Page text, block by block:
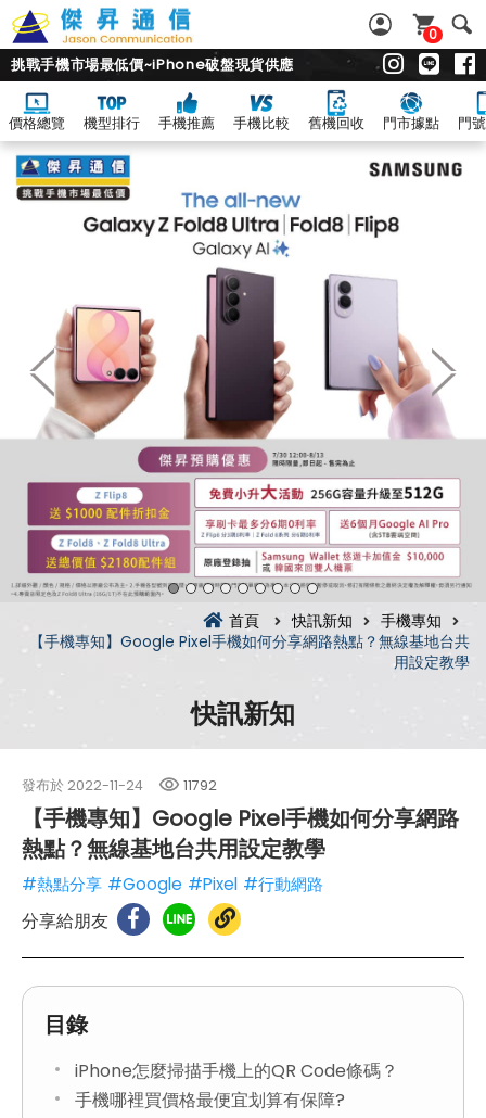
0
挑戰手機市場最低價~iPhone破盤現貨供應
價格總覽 機型排行 手機推薦 手機比較 舊機回收 門市據點 門
首頁 快訊新知
手機專知
【手機專知】Google Pixel手機如何分享網路熱點？無線基地台共
用設定教學
快訊新知
發布於 2022-11-24 11792
【手機專知】Google Pixel手機如何分享網路
熱點？無線基地台共用設定教學
#熱點分享 #Google #Pixel #行動網路
分享給朋友
目錄
iPhone怎麼掃描手機上的QR Code條碼？
手機哪裡買價格最便宜划算有保障?